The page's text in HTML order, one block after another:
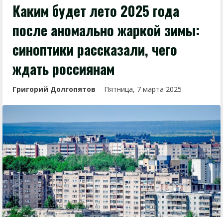
Каким будет лето 2025 года
после аномально жаркой зимы:
синоптики рассказали, чего
ждать россиянам
Григорий Долгопятов Пятница, 7 марта 2025